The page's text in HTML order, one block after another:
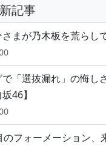
記事
さまが乃木板を荒らし
「選抜漏れ」の悔し
46】
のフォーメーション、